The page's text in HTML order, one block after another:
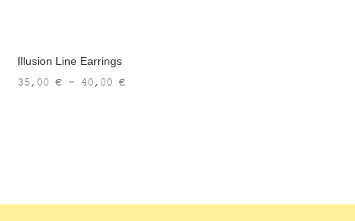
Illusion Line Earrings
35,00€ – 40,00€Price